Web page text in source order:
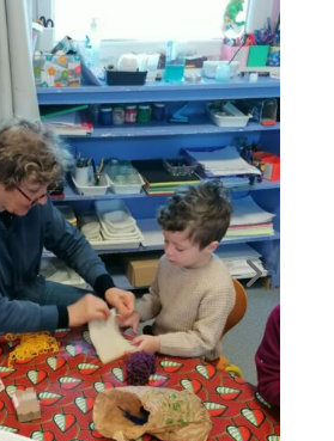
Balade contée
|J Avr, 2026|Accueil , Bilingue A